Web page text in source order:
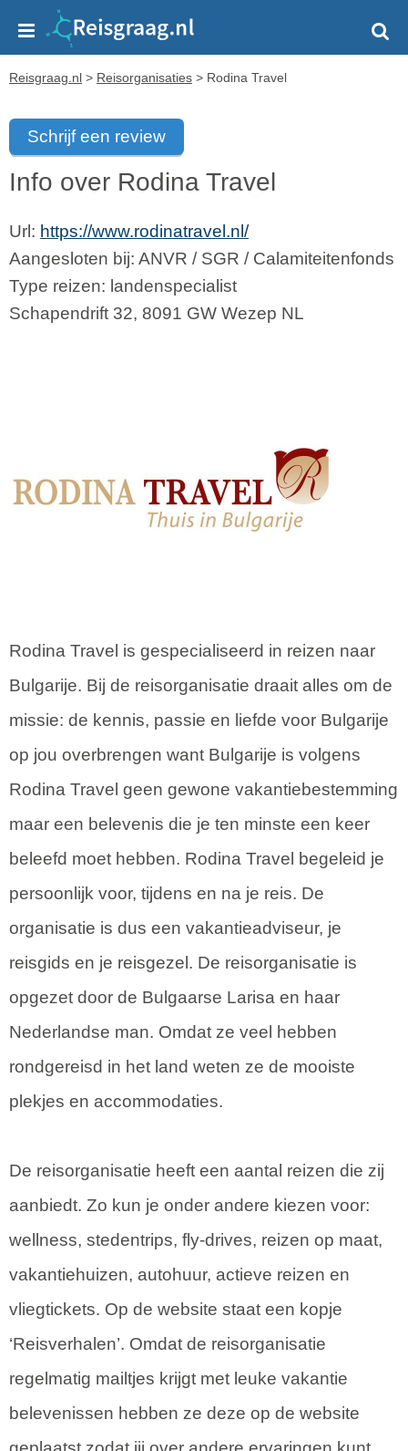
Reisgraag.nl > Reisorganisaties > Rodina Travel
Schrijf een review
Info over Rodina Travel
Url: https://www.rodinatravel.nl/
Aangesloten bij: ANVR / SGR / Calamiteitenfonds
Type reizen: landenspecialist
Schapendrift 32, 8091 GW Wezep NL
Rodina Travel is gespecialiseerd in reizen naar
Bulgarije. Bij de reisorganisatie draait alles om de
missie: de kennis, passie en liefde voor Bulgarije
op jou overbrengen want Bulgarije is volgens
Rodina Travel geen gewone vakantiebestemming
maar een belevenis die je ten minste een keer
beleefd moet hebben. Rodina Travel begeleid je
persoonlijk voor, tijdens en na je reis. De
organisatie is dus een vakantieadviseur, je
reisgids en je reisgezel. De reisorganisatie is
opgezet door de Bulgaarse Larisa en haar
Nederlandse man. Omdat ze veel hebben
rondgereisd in het land weten ze de mooiste
plekjes en accommodaties.
De reisorganisatie heeft een aantal reizen die zij
aanbiedt. Zo kun je onder andere kiezen voor:
wellness, stedentrips, fly-drives, reizen op maat,
vakantiehuizen, autohuur, actieve reizen en
vliegtickets. Op de website staat een kopje
‘Reisverhalen’. Omdat de reisorganisatie
regelmatig mailtjes krijgt met leuke vakantie
belevenissen hebben ze deze op de website